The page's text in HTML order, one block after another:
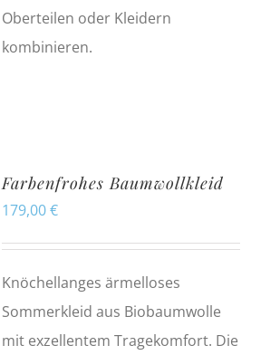
Oberteilen oder Kleidern
kombinieren.
Farbenfrohes Baumwollkleid
179,00€
Knöchellanges ärmelloses
Sommerkleid aus Biobaumwolle
mit exzellentem Tragekomfort. Die